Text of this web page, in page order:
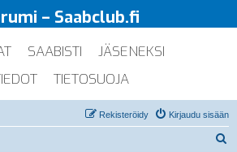
– Saabclub.fi
SAABISTI
JÄSENEKSI
TIETOSUOJA
Kirjaudu sisään
Rekisteröidy